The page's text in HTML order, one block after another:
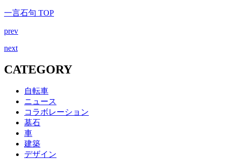
一言石句 TOP
prev
next
CATEGORY
自転車
ニュース
コラボレーション
墓石
車
建築
デザイン